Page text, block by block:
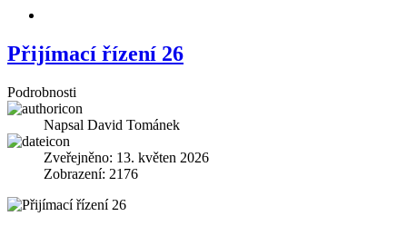
Přijímací řízení 26
Podrobnosti
Napsal David Tománek
Zveřejněno: 13. květen 2026
Zobrazení: 2176